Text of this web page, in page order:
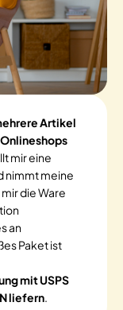
Artikel
mir eine
nimmt meine
die Ware
an
Paket ist
mit USPS
liefern.